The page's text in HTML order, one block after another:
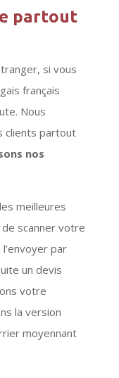
partout
si vous
français
Nous
clients partout
nos
meilleures
scanner votre
par
un devis
votre
la version
moyennant